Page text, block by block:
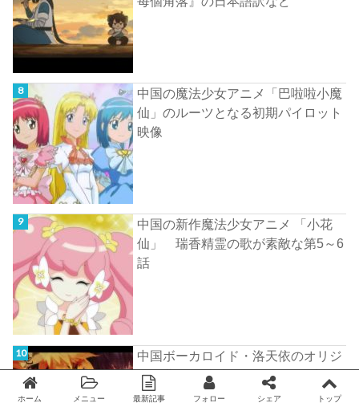
中国の魔法少女アニメ「巴啦啦小魔
仙」のルーツとなる初期パイロット
映像
中国の新作魔法少女アニメ 「小花
仙」 瑞香精霊の歌が素敵な第5～6
話
中国ボーカロイド・洛天依のオリジ
ナル曲 「帰去来兮」 歌詞と日本語
訳
ホーム メニュー 最新記事 フォロー シェア トップ
Twitter facebook